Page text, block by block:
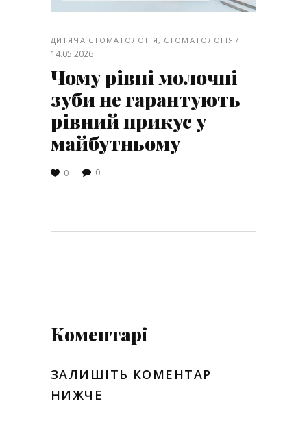
ДИТЯЧА СТОМАТОЛОГІЯ, СТОМАТОЛОГІЯ
14.05.2026
Чому рівні молочні
зуби не гарантують
рівний прикус у
майбутньому
0 0
Коментарі
ЗАЛИШІТЬ КОМЕНТАР
НИЖЧЕ